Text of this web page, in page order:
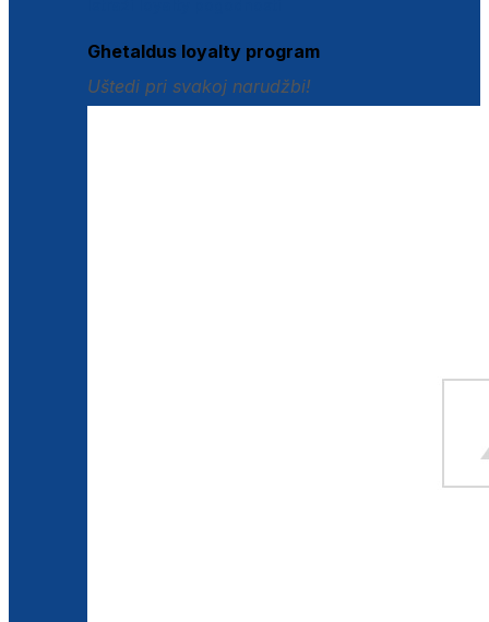
Ghetaldus loyalty program
Uštedi pri svakoj narudžbi!